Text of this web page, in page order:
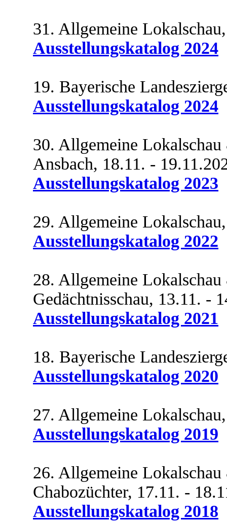
31. Allgemeine
Ausstellungskatalog 2024
19. Bayerische
Ausstellungskatalog 2024
30. Allgemeine
Ansbach, 18.11. -
Ausstellungskatalog 2023
29. Allgemeine
Ausstellungskatalog 2022
28. Allgemeine
Gedächtnisschau, 13.11. -
Ausstellungskatalog 2021
18. Bayerische
Ausstellungskatalog 2020
27. Allgemeine
Ausstellungskatalog 2019
26. Allgemeine
Chabozüchter, 17.11. -
Ausstellungskatalog 2018